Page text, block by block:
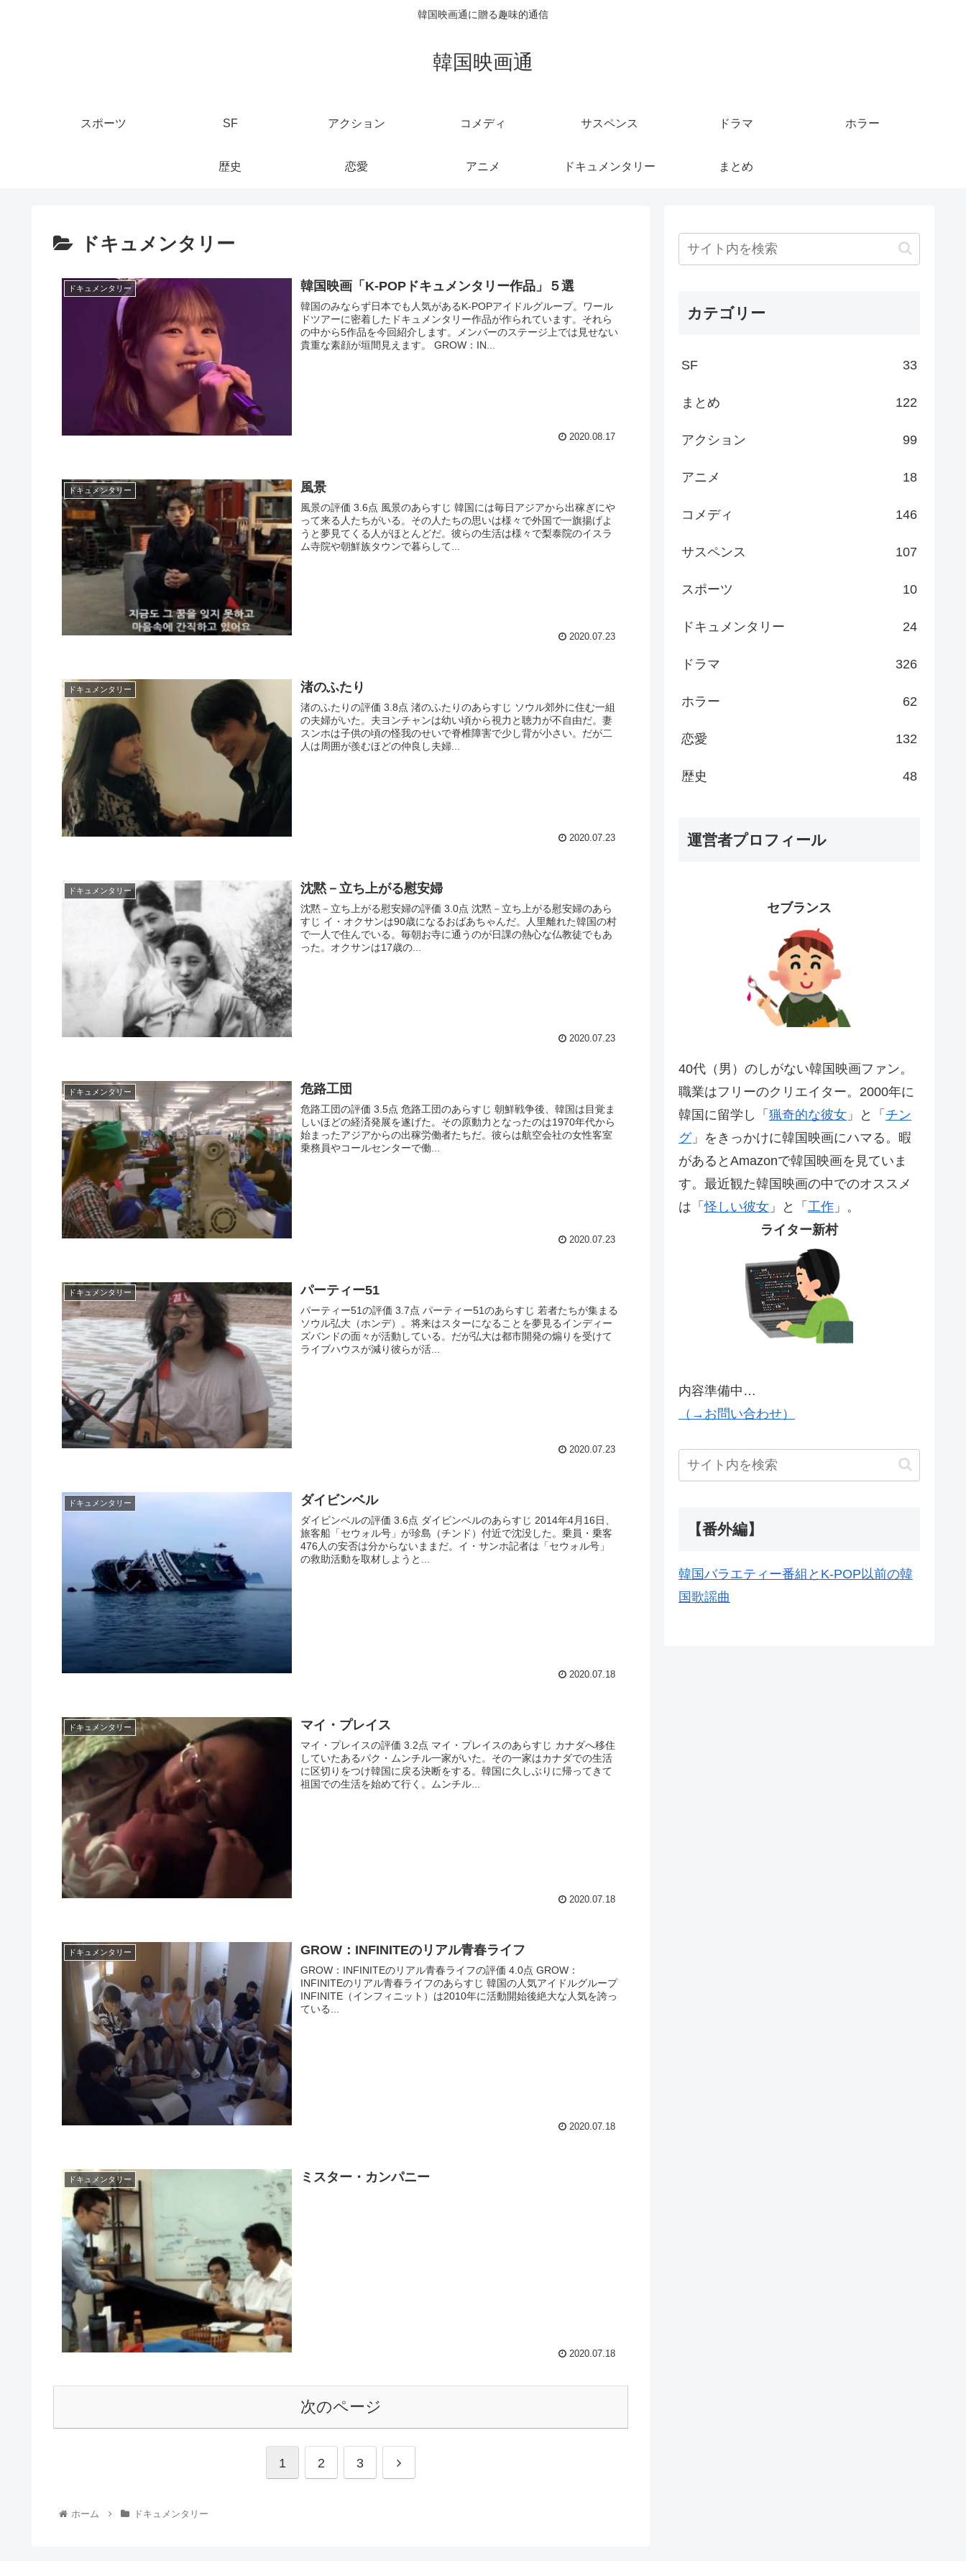
韓国映画通に贈る趣味的通信
韓国映画通
スポーツ SF アクション コメディ サスペンス ドラマ ホラー
歴史 恋愛 アニメ ドキュメンタリー まとめ
ドキュメンタリー
ドキュメンタリー 韓国映画「K-POPドキュメンタリー作品」５選
韓国のみならず日本でも人気があるK-POPアイドルグループ。ワール
ドツアーに密着したドキュメンタリー作品が作られています。それら
の中から5作品を今回紹介します。メンバーのステージ上では見せない
貴重な素顔が垣間見えます。 GROW：IN...
2020.08.17
ドキュメンタリー 風景
風景の評価 3.6点 風景のあらすじ 韓国には毎日アジアから出稼ぎにや
って来る人たちがいる。その人たちの思いは様々で外国で一旗揚げよ
うと夢見てくる人がほとんどだ。彼らの生活は様々で梨泰院のイスラ
ム寺院や朝鮮族タウンで暮らして...
2020.07.23
ドキュメンタリー 渚のふたり
渚のふたりの評価 3.8点 渚のふたりのあらすじ ソウル郊外に住む一組
の夫婦がいた。夫ヨンチャンは幼い頃から視力と聴力が不自由だ。妻
スンホは子供の頃の怪我のせいで脊椎障害で少し背が小さい。だが二
人は周囲が羨むほどの仲良し夫婦...
2020.07.23
ドキュメンタリー 沈黙－立ち上がる慰安婦
沈黙－立ち上がる慰安婦の評価 3.0点 沈黙－立ち上がる慰安婦のあら
すじ イ・オクサンは90歳になるおばあちゃんだ。人里離れた韓国の村
で一人で住んでいる。毎朝お寺に通うのが日課の熱心な仏教徒でもあ
った。オクサンは17歳の...
2020.07.23
ドキュメンタリー 危路工団
危路工団の評価 3.5点 危路工団のあらすじ 朝鮮戦争後、韓国は目覚ま
しいほどの経済発展を遂げた。その原動力となったのは1970年代から
始まったアジアからの出稼労働者たちだ。彼らは航空会社の女性客室
乗務員やコールセンターで働...
2020.07.23
ドキュメンタリー パーティー51
パーティー51の評価 3.7点 パーティー51のあらすじ 若者たちが集まる
ソウル弘大（ホンデ）。将来はスターになることを夢見るインディー
ズバンドの面々が活動している。だが弘大は都市開発の煽りを受けて
ライブハウスが減り彼らが活...
2020.07.23
ドキュメンタリー ダイビンベル
ダイビンベルの評価 3.6点 ダイビンベルのあらすじ 2014年4月16日、
旅客船「セウォル号」が珍島（チンド）付近で沈没した。乗員・乗客
476人の安否は分からないままだ。イ・サンホ記者は「セウォル号」
の救助活動を取材しようと...
2020.07.18
ドキュメンタリー マイ・プレイス
マイ・プレイスの評価 3.2点 マイ・プレイスのあらすじ カナダへ移住
していたあるパク・ムンチル一家がいた。その一家はカナダでの生活
に区切りをつけ韓国に戻る決断をする。韓国に久しぶりに帰ってきて
祖国での生活を始めて行く。ムンチル...
2020.07.18
ドキュメンタリー GROW：INFINITEのリアル青春ライフ
GROW：INFINITEのリアル青春ライフの評価 4.0点 GROW：
INFINITEのリアル青春ライフのあらすじ 韓国の人気アイドルグループ
INFINITE（インフィニット）は2010年に活動開始後絶大な人気を誇っ
ている...
2020.07.18
ドキュメンタリー ミスター・カンパニー
2020.07.18
次のページ
1 2 3
ホーム ドキュメンタリー
カテゴリー
SF 33
まとめ 122
アクション 99
アニメ 18
コメディ 146
サスペンス 107
スポーツ 10
ドキュメンタリー 24
ドラマ 326
ホラー 62
恋愛 132
歴史 48
運営者プロフィール
セブランス
40代（男）のしがない韓国映画ファン。
職業はフリーのクリエイター。2000年に
韓国に留学し「 猟奇的な彼女 」と「 チン
グ」をきっかけに韓国映画にハマる。暇
があるとAmazonで韓国映画を見ていま
す。最近観た韓国映画の中でのオススメ
は「怪しい彼女 」と「 工作 」。
ライター新村
内容準備中…
（→お問い合わせ）
【番外編】
韓国バラエティー番組とK-POP以前の韓
国歌謡曲